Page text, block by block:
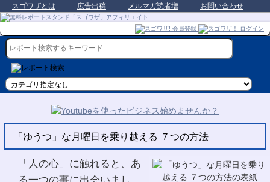
スゴワザとは 広告出稿 メルマガ読者増 お問い合わせ
「ゆうつ」な月曜日を乗り越える ７つの方法
「人の心」に触れると、あ
る一つの事に出会いまし